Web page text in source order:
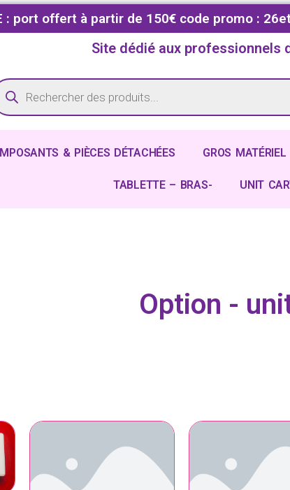
: port offert à partir de 150€ code promo :
Site dédié aux professionnels
& PIÈCES DÉTACHÉES GROS MATÉRIEL
TABLETTE – BRAS- UNIT
Option -